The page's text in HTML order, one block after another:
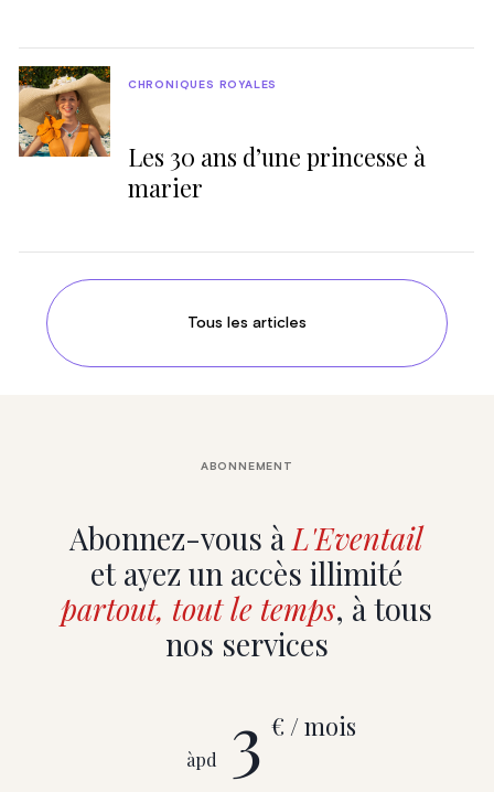
Les 30 ans d’une princesse à
marier
CHRONIQUES ROYALES
Tous les articles
Abonnez-vous àL'Eventail
et ayez un accès illimité
partout, tout le temps, à tous
nos services
ABONNEMENT
àpd 3 € / mois